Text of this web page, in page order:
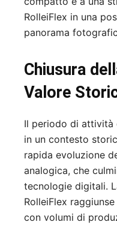
RolleiFlex in una
panorama
Chiusura
Valore
Il periodo di attività
in un contesto
rapida evoluzione
analogica, che
tecnologie digitali.
RolleiFlex
con volumi di